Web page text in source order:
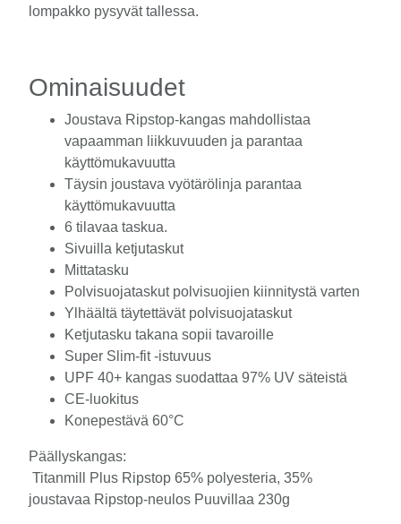
lompakko pysyvät tallessa.
Ominaisuudet
Joustava Ripstop-kangas mahdollistaa
vapaamman liikkuvuuden ja parantaa
käyttömukavuutta
Täysin joustava vyötärölinja parantaa
käyttömukavuutta
6 tilavaa taskua.
Sivuilla ketjutaskut
Mittatasku
Polvisuojataskut polvisuojien kiinnitystä varten
Ylhäältä täytettävät polvisuojataskut
Ketjutasku takana sopii tavaroille
Super Slim-fit -istuvuus
UPF 40+ kangas suodattaa 97% UV säteistä
CE-luokitus
Konepestävä 60°C
Päällyskangas:
Titanmill Plus Ripstop 65% polyesteria, 35%
joustavaa Ripstop-neulos Puuvillaa 230g